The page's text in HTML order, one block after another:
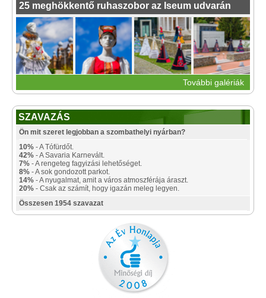
25 meghökkentő ruhaszobor az Iseum udvarán
További galériák
SZAVAZÁS
Ön mit szeret legjobban a szombathelyi nyárban?
10% - A Tófürdőt.
42% - A Savaria Karnevált.
7% - A rengeteg fagyizási lehetőséget.
8% - A sok gondozott parkot.
14% - A nyugalmat, amit a város atmoszférája áraszt.
20% - Csak az számít, hogy igazán meleg legyen.
Összesen 1954 szavazat